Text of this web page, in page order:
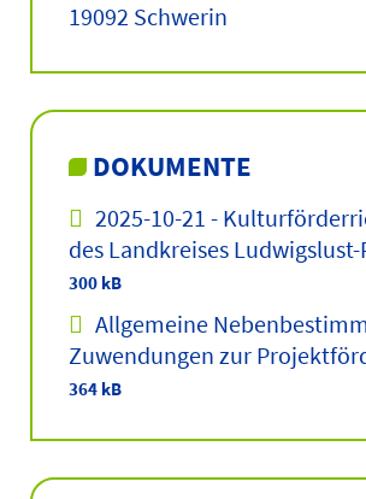
19092 Schwerin
DOKUMENTE
2025-10-21 -
des Landkreises
300 kB
Allgemeine
Zuwendungen zur
364 kB